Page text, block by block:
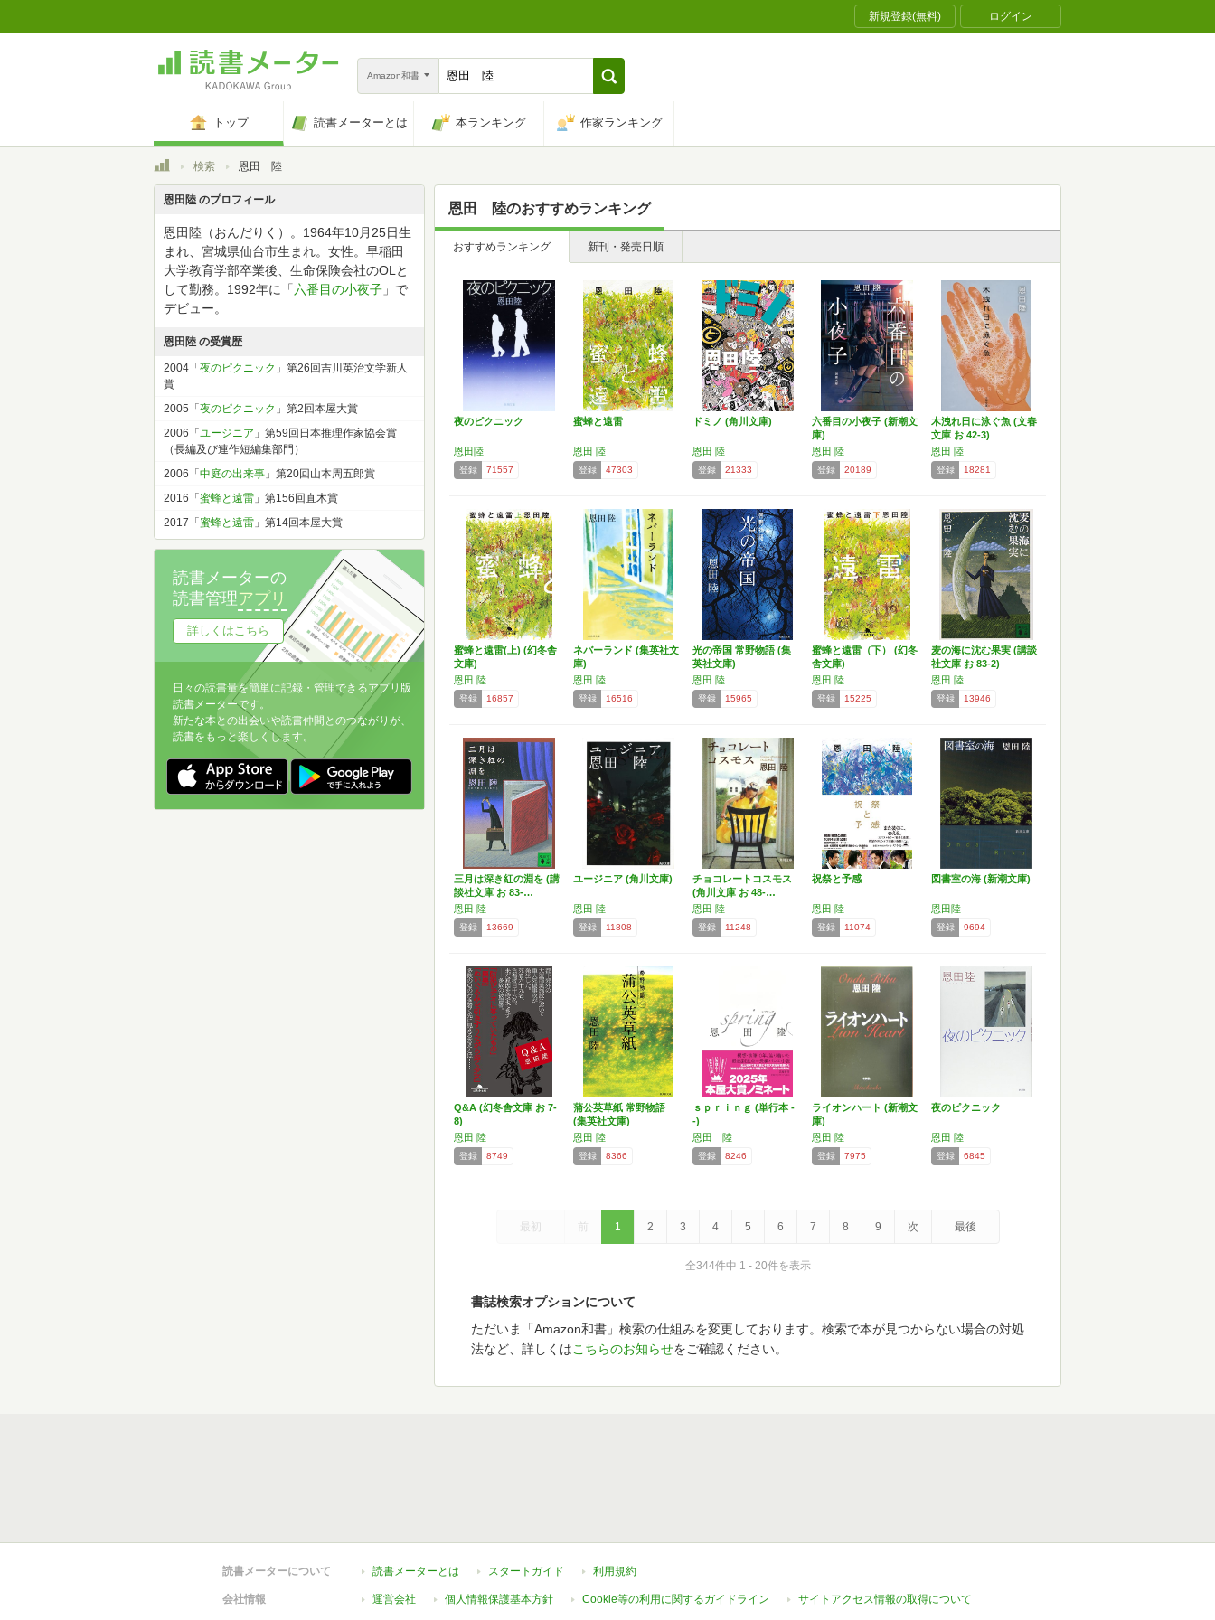
新規登録(無料) ログイン
Amazon和書
トップ 読書メーターとは 本ランキング 作家ランキング
トップ検索 恩田 陸
恩田 陸のおすすめランキング
おすすめランキング 新刊・発売日順
夜のピクニック
恩田陸
登録 71557
蜜蜂と遠雷
恩田 陸
登録 47303
ドミノ (角川文庫)
恩田 陸
登録 21333
六番目の小夜子 (新潮文
庫)
恩田 陸
登録 20189
木洩れ日に泳ぐ魚 (文春
文庫 お 42-3)
恩田 陸
登録 18281
蜜蜂と遠雷(上) (幻冬舎
文庫)
恩田 陸
登録 16857
ネバーランド (集英社文
庫)
恩田 陸
登録 16516
光の帝国 常野物語 (集
英社文庫)
恩田 陸
登録 15965
蜜蜂と遠雷（下） (幻冬
舎文庫)
恩田 陸
登録 15225
麦の海に沈む果実 (講談
社文庫 お 83-2)
恩田 陸
登録 13946
三月は深き紅の淵を (講
談社文庫 お 83-…
恩田 陸
登録 13669
ユージニア (角川文庫)
恩田 陸
登録 11808
チョコレートコスモス
(角川文庫 お 48-…
恩田 陸
登録 11248
祝祭と予感
恩田 陸
登録 11074
図書室の海 (新潮文庫)
恩田陸
登録 9694
Q&A (幻冬舎文庫 お 7-
8)
恩田 陸
登録 8749
蒲公英草紙 常野物語
(集英社文庫)
恩田 陸
登録 8366
ｓｐｒｉｎｇ (単行本 -
-)
恩田 陸
登録 8246
ライオンハート (新潮文
庫)
恩田 陸
登録 7975
夜のピクニック
恩田 陸
登録 6845
最初 前 1 2 3 4 5 6 7 8 9 次 最後
全344件中 1 - 20件を表示
書誌検索オプションについて
ただいま「Amazon和書」検索の仕組みを変更しております。検索で本が見つからない場合の対処
法など、詳しくはこちらのお知らせをご確認ください。
恩田陸 のプロフィール
恩田陸（おんだりく）。1964年10月25日生
まれ、宮城県仙台市生まれ。女性。早稲田
大学教育学部卒業後、生命保険会社のOLと
して勤務。1992年に「六番目の小夜子 」で
デビュー。
恩田陸 の受賞歴
2004「 夜のピクニック 」第26回吉川英治文学新人
賞
2005「 夜のピクニック 」第2回本屋大賞
2006「 ユージニア 」第59回日本推理作家協会賞
（長編及び連作短編集部門）
2006「 中庭の出来事 」第20回山本周五郎賞
2016「 蜜蜂と遠雷 」第156回直木賞
2017「 蜜蜂と遠雷 」第14回本屋大賞
読書メーターの
読書管理アプリ
詳しくはこちら
日々の読書量を簡単に記録・管理できるアプリ版
読書メーターです。
新たな本との出会いや読書仲間とのつながりが、
読書をもっと楽しくします。
読書メーターについて 読書メーターとは スタートガイド 利用規約
会社情報 運営会社 個人情報保護基本方針 Cookie等の利用に関するガイドライン サイトアクセス情報の取得について